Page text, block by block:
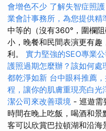
會增色不少 了解失智症照
業會計事務所，為您提供精
中等的（沒有360°，圍欄
小，晚餐和民間表演更有
利。 實力堅強的SEO專業公
護照過期怎麼辦？該如何處
都乾淨如新 台中眼科推薦
程，讓你的肌膚重現亮白光
潔公司來改善環境 - 巡遊需
時間在晚上吃飯，喝酒和
客可以欣賞巴拉頓湖和沿海